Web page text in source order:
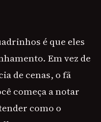
é que eles
Em vez de
de cenas, o fã
começa a notar
como o